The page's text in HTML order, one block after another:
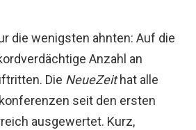
die wenigsten ahnten: Auf die
Anzahl an
Die NeueZeithat alle
seit den ersten
ausgewertet. Kurz,